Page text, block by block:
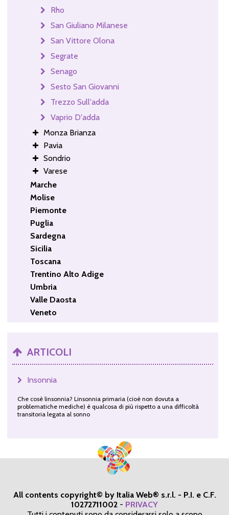
Rho
San Giuliano Milanese
San Vittore Olona
Segrate
Senago
Sesto San Giovanni
Trezzo Sull'adda
Vaprio D'adda
Monza Brianza
Pavia
Sondrio
Varese
Marche
Molise
Piemonte
Puglia
Sardegna
Sicilia
Toscana
Trentino Alto Adige
Umbria
Valle Daosta
Veneto
ARTICOLI
Insonnia
Che cosè linsonnia? Linsonnia primaria (cioè non dovuta a
problematiche mediche) è qualcosa di più rispetto a una difficoltà
transitoria legata al sonno
All contents copyright© by Italia Web® s.r.l. - P.I. e C.F.
10272711002 - PRIVACY